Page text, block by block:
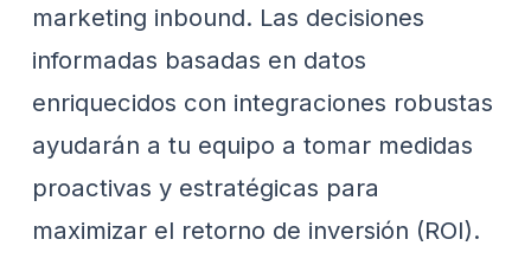
marketing inbound. Las decisiones
informadas basadas en datos
enriquecidos con integraciones robustas
ayudarán a tu equipo a tomar medidas
proactivas y estratégicas para
maximizar el retorno de inversión (ROI).